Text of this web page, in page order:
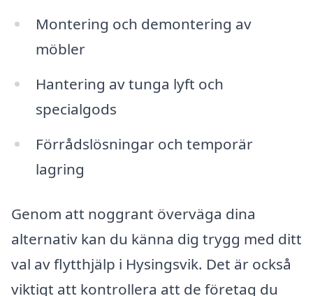
Montering och demontering av
möbler
Hantering av tunga lyft och
specialgods
Förrådslösningar och temporär
lagring
Genom att noggrant överväga dina
alternativ kan du känna dig trygg med ditt
val av flytthjälp i Hysingsvik. Det är också
viktigt att kontrollera att de företag du